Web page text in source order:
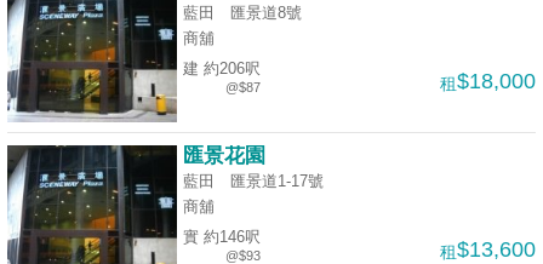
宅
谷
按
揭
地
產
博
藍田 匯景道8號
商舖
建 約206呎
@$87 租$18,000
匯景花園
藍田 匯景道1-17號
商舖
實 約146呎
@$93 租$13,600